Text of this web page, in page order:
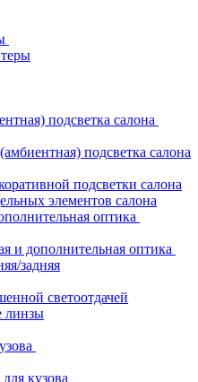
подсветка салона
подсветка салона
подсветки салона
элементов салона
оптика
и дополнительная оптика
задняя
светоотдачей
линзы
кузова